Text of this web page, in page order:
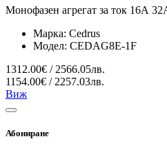
Монофазен агрегат за ток 16А
Марка: Cedrus
Модел: CEDAG8E-1F
1312.00€ / 2566.05лв.
1154.00€ / 2257.03лв.
Виж
Абониране